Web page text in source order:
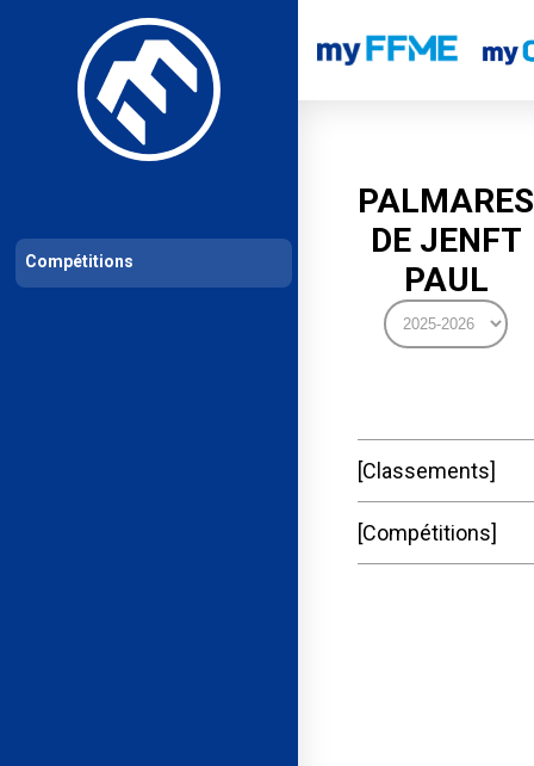
Les compétitions Calendrier de compétitions Classements
PALMARES
DE JENFT
PAUL
Classements
Compétitions
Compétitions